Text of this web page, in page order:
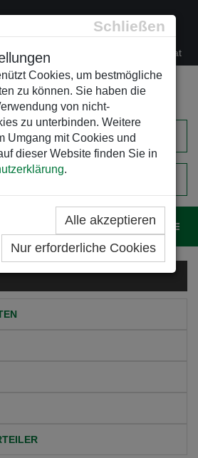
Schließen
Cookies, um bestmögliche
zu können. Sie haben die
von nicht-
zu unterbinden. Weitere
Umgang mit Cookies und
dieser Website finden Sie in
.
Alle akzeptieren
Nur erforderliche Cookies
+43/1/470 37 00 office@leso.at
EINKAUFSWAGEN